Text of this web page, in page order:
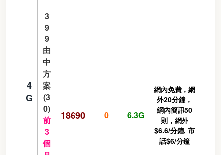
4
G
3
9
9
由
中
方
案
(3
0)
前
3
個
18690 0 6.3G
網內免費，網
外20分鐘，
網內簡訊50
則，網外
$6.6/分鐘, 市
話$6/分鐘